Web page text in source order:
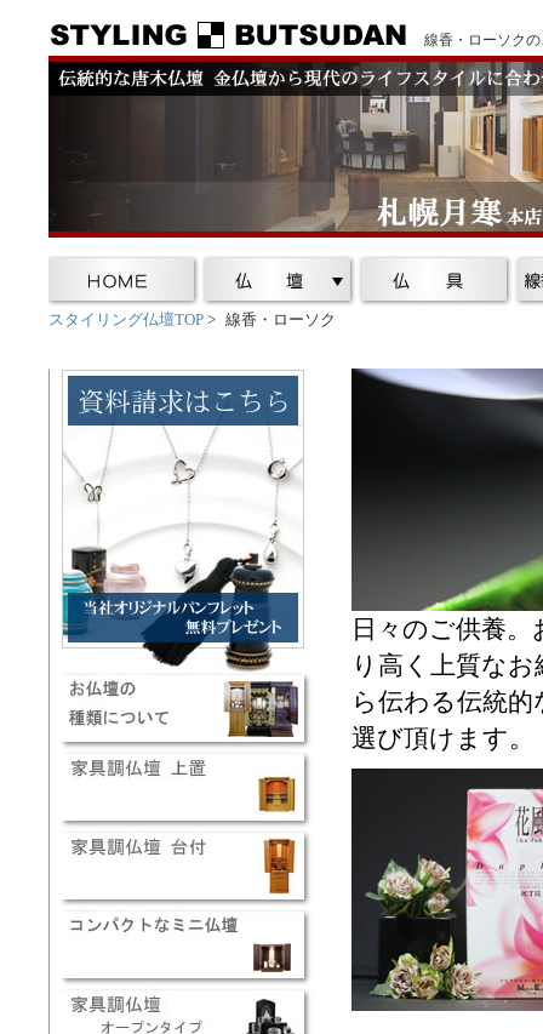
線香・ローソク
スタイリング仏壇TOP > 線香・ローソク
日々のご供養
り高く上質な
ら伝わる伝統
選び頂けます。